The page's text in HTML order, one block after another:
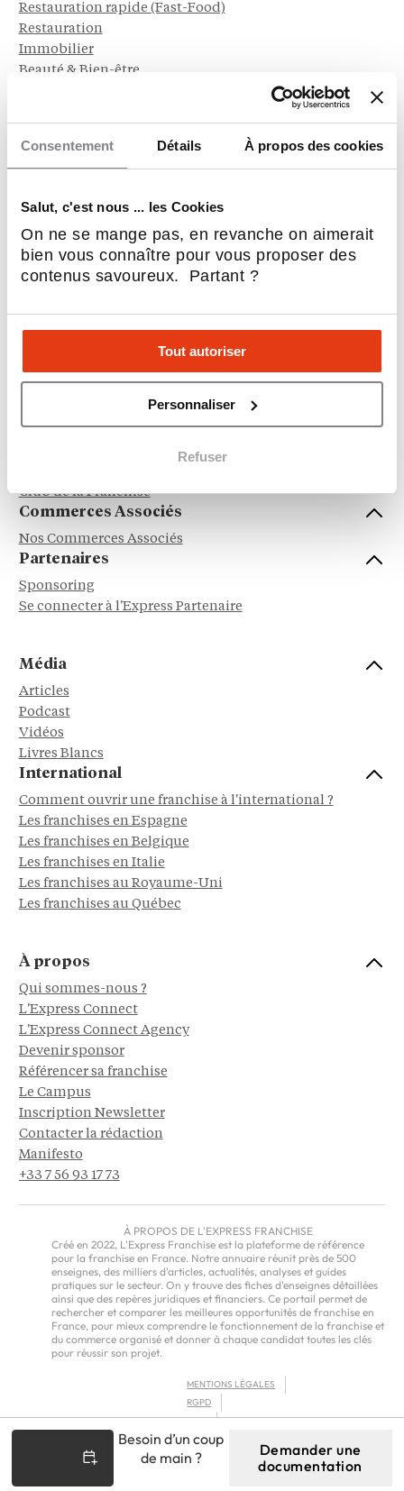
Consentement Détails À propos des cookies
Salut, c'est nous ... les Cookies
On ne se mange pas, en revanche on aimerait
bien vous connaître pour vous proposer des
contenus savoureux. Partant ?
Tout autoriser
Personnaliser
Refuser
Besoin d’un coup
de main ?
Demander une
documentation
Restauration rapide (Fast-Food)
Restauration
Immobilier
Beauté & Bien-être
Habitat & Bâtiment
Sociétal, RSE & écologie
Automobile, Moto et Cycle
Service à la personne
Dépôt - Vente
Franchisés
Avis et témoignages franchisés
Se connecter à l'Express Franchise Pro
Club de la Franchise
Commerces Associés
Nos Commerces Associés
Partenaires
Sponsoring
Se connecter à l'Express Partenaire
Média
Articles
Podcast
Vidéos
Livres Blancs
International
Comment ouvrir une franchise à l'international ?
Les franchises en Espagne
Les franchises en Belgique
Les franchises en Italie
Les franchises au Royaume-Uni
Les franchises au Québec
À propos
Qui sommes-nous ?
L'Express Connect
L'Express Connect Agency
Devenir sponsor
Référencer sa franchise
Le Campus
Inscription Newsletter
Contacter la rédaction
Manifesto
+33 7 56 93 17 73
À PROPOS DE L'EXPRESS FRANCHISE
Créé en 2022, L'Express Franchise est la plateforme de référence
pour la franchise en France. Notre annuaire réunit près de 500
enseignes, des milliers d'articles, actualités, analyses et guides
pratiques sur le secteur. On y trouve des fiches d'enseignes détaillées
ainsi que des repères juridiques et financiers. Ce portail permet de
rechercher et comparer les meilleures opportunités de franchise en
France, pour mieux comprendre le fonctionnement de la franchise et
du commerce organisé et donner à chaque candidat toutes les clés
pour réussir son projet.
MENTIONS LÉGALES
RGPD
CGU
CGV – EUROPE